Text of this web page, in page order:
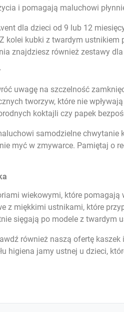
i pomagają maluchowi
dla dzieci od 9 lub 12
kolei kubki z twardym
znajdziesz również zestawy
uwagę na szczelność
tworzyw, które nie
koktajli czy papek
samodzielne
myć w zmywarce. Pamiętaj o
wiekowymi, które
z miękkimi ustnikami, które
sięgają po modele z
również naszą ofertę kaszek
higiena jamy ustnej u dzieci,